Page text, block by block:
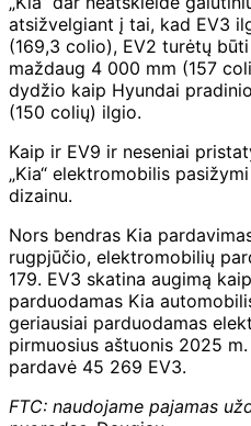
atsižvelgiant į tai, kad EV3
(169,3 colio), EV2 turėtų
maždaug 4 000 mm (157
dydžio kaip Hyundai
(150 colių) ilgio.
Kaip ir EV9 ir neseniai
„Kia“ elektromobilis
dizainu.
Nors bendras Kia
rugpjūčio, elektromobilių
179. EV3 skatina augimą
parduodamas Kia
geriausiai parduodamas
pirmuosius aštuonis 2025 m.
pardavė 45 269 EV3.
FTC: naudojame pajamas